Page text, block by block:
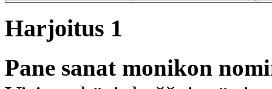
Harjoitus 1
Pane sanat monikon